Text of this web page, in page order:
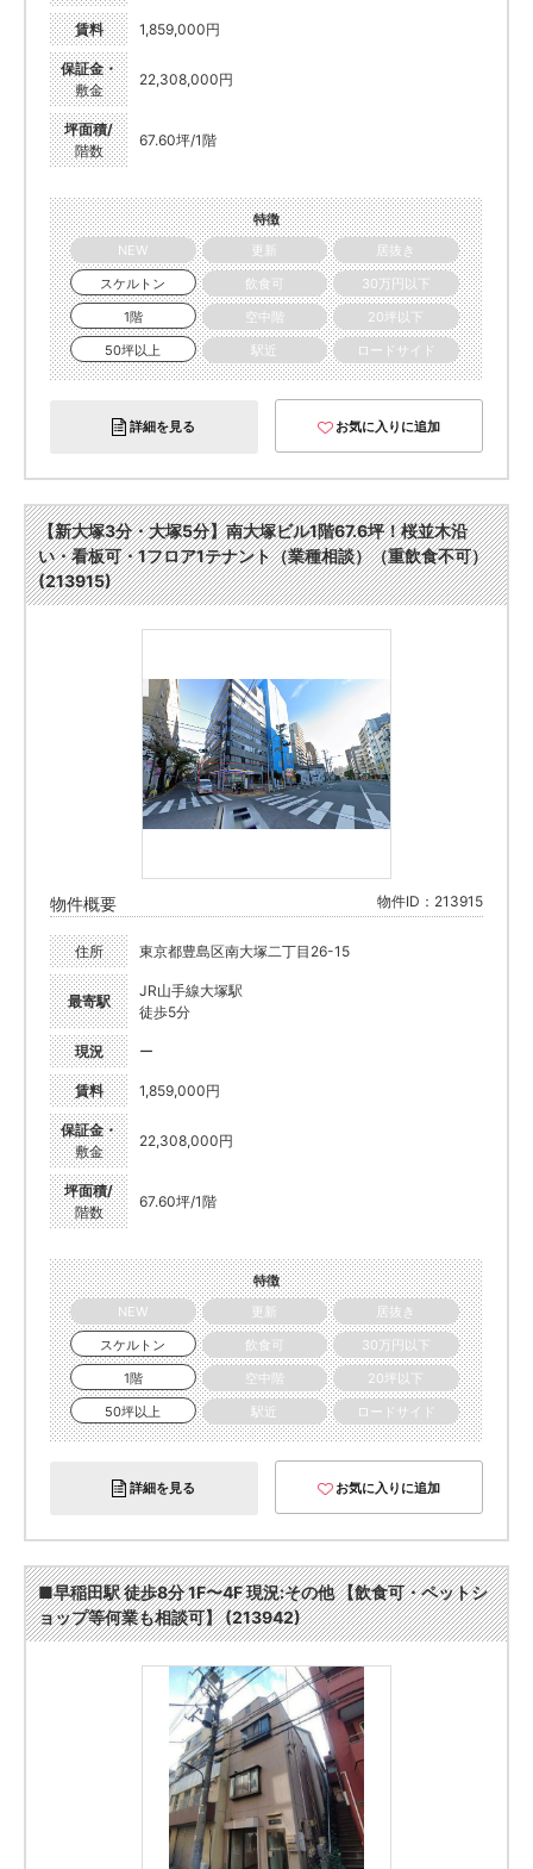
賃料 1,859,000円
保証金・
敷金
22,308,000円
坪面積/
階数
67.60坪/1階
特徴
NEW
更新
居抜き
スケルトン
飲食可
30万円以下
1階
空中階
20坪以下
50坪以上
駅近 ロードサイド
詳細を見る お気に入りに追加
【新大塚3分・大塚5分】南大塚ビル1階67.6坪！桜並木沿
い・看板可・1フロア1テナント（業種相談）（重飲食不可）
(213915)
物件概要 物件ID：213915
住所 東京都豊島区南大塚二丁目26-15
最寄駅
JR山手線大塚駅
徒歩5分
現況 ー
賃料 1,859,000円
保証金・
敷金
22,308,000円
坪面積/
階数
67.60坪/1階
特徴
NEW
更新
居抜き
スケルトン
飲食可
30万円以下
1階
空中階
20坪以下
50坪以上
駅近 ロードサイド
詳細を見る お気に入りに追加
■早稲田駅 徒歩8分 1F〜4F 現況:その他 【飲食可・ペットシ
ョップ等何業も相談可】 (213942)